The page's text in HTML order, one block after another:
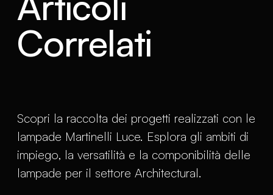
Correlati
Scopri la raccolta dei progetti realizzati con le
lampade Martinelli Luce. Esplora gli ambiti di
impiego, la versatilità e la componibilità delle
lampade per il settore Architectural.